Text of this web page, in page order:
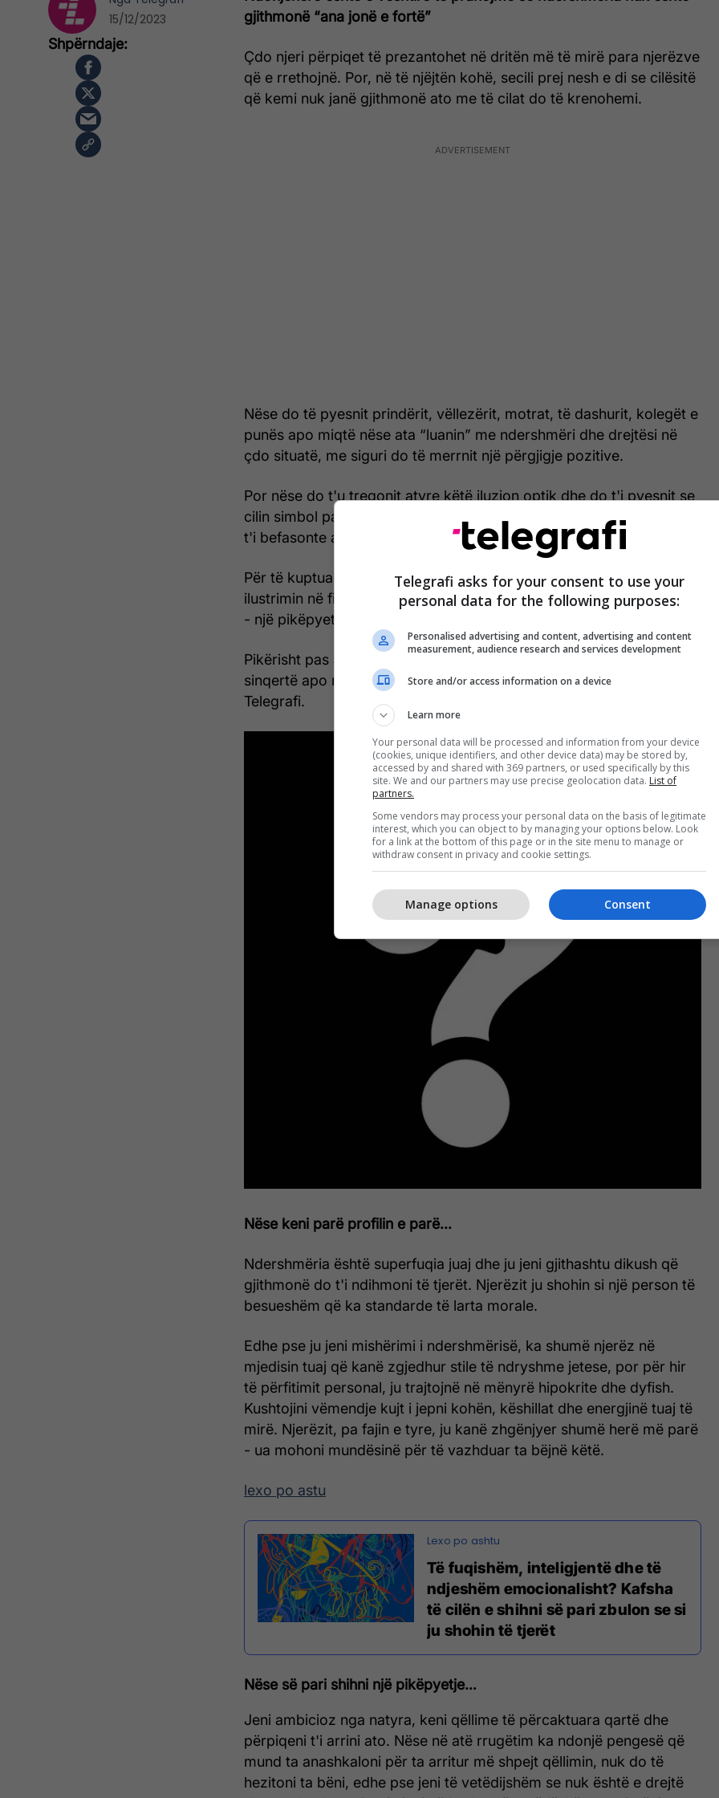
gjithmonë “ana jonë e fortë”
Çdo njeri përpiqet të prezantohet në dritën më të mirë para njerëzve
që e rrethojnë. Por, në të njëjtën kohë, secili prej nesh e di se cilësitë
që kemi nuk janë gjithmonë ato me të cilat do të krenohemi.
Nëse do të pyesnit prindërit, vëllezërit, motrat, të dashurit, kolegët e
punës apo miqtë nëse ata “luanin” me ndershmëri dhe drejtësi në
çdo situatë, me siguri do të merrnit një përgjigje pozitive.
Por nëse do t'u tregonit atyre këtë iluzion optik dhe do t'i pyesnit se
cilin simbol panë më parë, do të merrnit një përgjigje që ndoshta do
t'i befasonte atë dhe ju.
Për të kuptuar nëse ndershmëria është "ana juaj e fortë", shikoni
ilustrimin në fillim të tekstit dhe mbani mend atë që keni parë së pari
- një pikëpyetje e madhe apo një profil.
Pikërisht pas atij simboli është përgjigja nëse jeni gjithmonë të
sinqertë apo ndonjëherë dini të jeni të “veshur”, transmeton
Telegrafi.
Nëse keni parë profilin e parë...
Ndershmëria është superfuqia juaj dhe ju jeni gjithashtu dikush që
gjithmonë do t'i ndihmoni të tjerët. Njerëzit ju shohin si një person të
besueshëm që ka standarde të larta morale.
Edhe pse ju jeni mishërimi i ndershmërisë, ka shumë njerëz në
mjedisin tuaj që kanë zgjedhur stile të ndryshme jetese, por për hir
të përfitimit personal, ju trajtojnë në mënyrë hipokrite dhe dyfish.
Kushtojini vëmendje kujt i jepni kohën, këshillat dhe energjinë tuaj të
mirë. Njerëzit, pa fajin e tyre, ju kanë zhgënjyer shumë herë më parë
- ua mohoni mundësinë për të vazhduar ta bëjnë këtë.
lexo po astu
Të fuqishëm, inteligjentë dhe të
ndjeshëm emocionalisht? Kafsha
të cilën e shihni së pari zbulon se si
ju shohin të tjerët
Nëse së pari shihni një pikëpyetje…
Jeni ambicioz nga natyra, keni qëllime të përcaktuara qartë dhe
përpiqeni t'i arrini ato. Nëse në atë rrugëtim ka ndonjë pengesë që
mund ta anashkaloni për ta arritur më shpejt qëllimin, nuk do të
hezitoni ta bëni, edhe pse jeni të vetëdijshëm se nuk është e drejtë
15/12/2023
Telegrafi asks for your consent to use your
personal data for the following purposes:
Personalised advertising and content, advertising and content
measurement, audience research and services development
Store and/or access information on a device
Learn more
Your personal data will be processed and information from your device
(cookies, unique identifiers, and other device data) may be stored by,
accessed by and shared with 369 partners, or used specifically by this
site. We and our partners may use precise geolocation data. List of
partners.
Some vendors may process your personal data on the basis of legitimate
interest, which you can object to by managing your options below. Look
for a link at the bottom of this page or in the site menu to manage or
withdraw consent in privacy and cookie settings.
Consent
Manage options